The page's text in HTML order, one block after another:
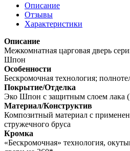
Снежный
Сатин
белый
Описание
Отзывы
Характеристики
Описание
Межкомнатная царговая дверь
Шпон
Особенности
Бескромочная технология;
Покрытие/Отделка
Эко Шпон с защитным слоем лака
Материал/Конструктив
Композитный материал с
стружечного бруса
Кромка
«Бескромочная» технология,